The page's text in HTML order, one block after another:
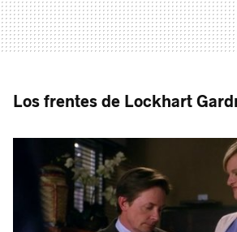
Los frentes de Lockhart